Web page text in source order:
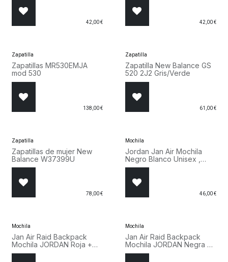
42,00€ 42,00€
Zapatilla
Zapatillas MR530EMJA
mod 530
138,00€
Zapatilla
Zapatilla New Balance GS
520 2J2 Gris/Verde
61,00€
Zapatilla
Zapatillas de mujer New
Balance W37399U
78,00€
Mochila
Jordan Jan Air Mochila
Negro Blanco Unisex ,
9A9250 F66
46,00€
Mochila
Jan Air Raid Backpack
Mochila JORDAN Roja +
Estuche, 9A9250 R78
Mochila
Jan Air Raid Backpack
Mochila JORDAN Negra +
Estuche, 9A9250 KR5